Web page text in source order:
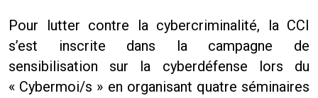
Pour lutter contre la cybercriminalité, la CCI
s’est inscrite dans la campagne de
sensibilisation sur la cyberdéfense lors du
« Cybermoi/s » en organisant quatre séminaires